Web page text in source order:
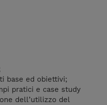
base ed obiettivi;
pratici e case study
dell’utilizzo del